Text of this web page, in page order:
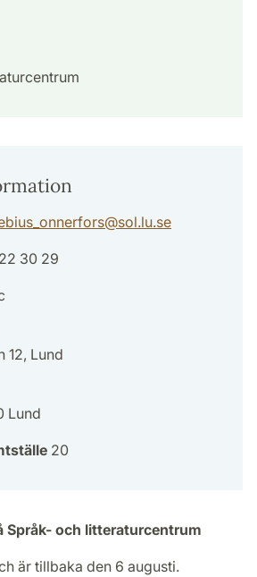
@sol.lu.se
30 29
12, Lund
Lund
20
Språk- och litteraturcentrum
är tillbaka den 6 augusti.